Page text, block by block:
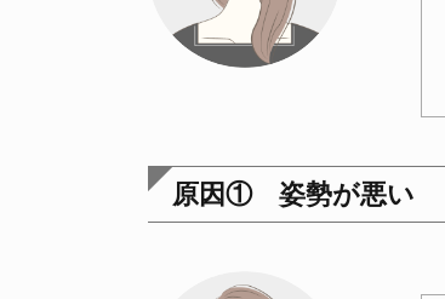
原因① 姿勢が悪い